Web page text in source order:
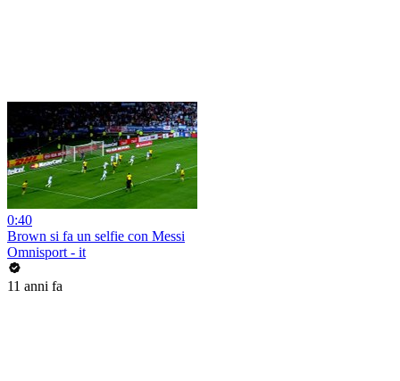
0:40
Brown si fa un selfie con Messi
Omnisport - it
11 anni fa